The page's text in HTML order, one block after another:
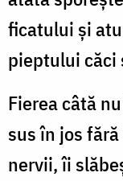
ficatului şi
pieptului căci
Fierea câtă
sus în jos
nervii, îi